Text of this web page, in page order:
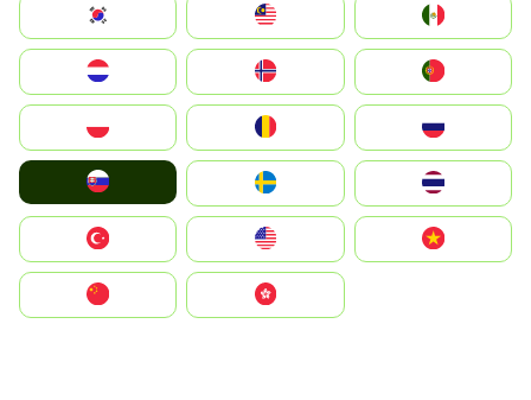
South Korea
United States
中國香港特別行政區